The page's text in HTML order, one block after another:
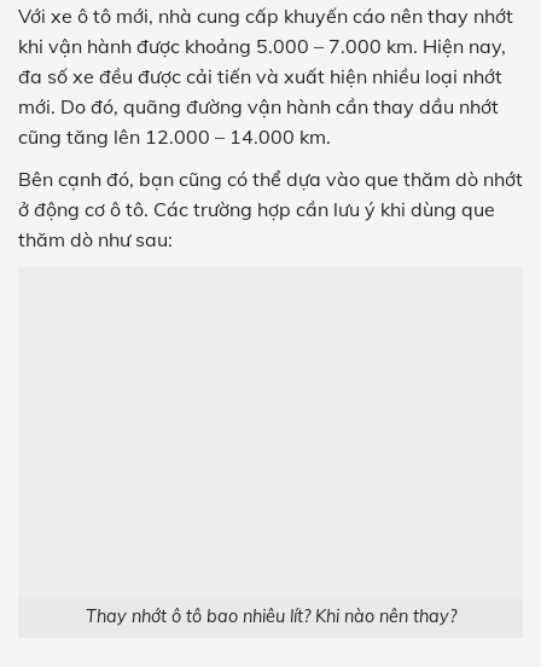
Với xe ô tô mới, nhà cung cấp khuyến cáo nên thay nhớt
khi vận hành được khoảng 5.000 – 7.000 km. Hiện nay,
đa số xe đều được cải tiến và xuất hiện nhiều loại nhớt
mới. Do đó, quãng đường vận hành cần thay dầu nhớt
cũng tăng lên 12.000 – 14.000 km.
Bên cạnh đó, bạn cũng có thể dựa vào que thăm dò nhớt
ở động cơ ô tô. Các trường hợp cần lưu ý khi dùng que
thăm dò như sau:
Thay nhớt ô tô bao nhiêu lít? Khi nào nên thay?